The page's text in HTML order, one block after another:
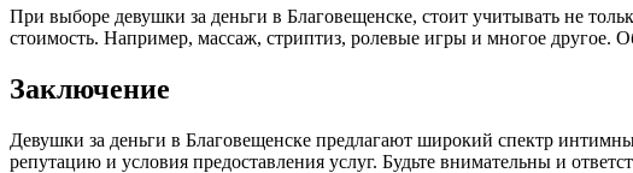
При выборе девушки за деньги в Благовещенске, стоит учитывать не
стоимость. Например, массаж, стриптиз, ролевые игры и многое другое.
Заключение
Девушки за деньги в Благовещенске предлагают широкий спектр
репутацию и условия предоставления услуг. Будьте внимательны и